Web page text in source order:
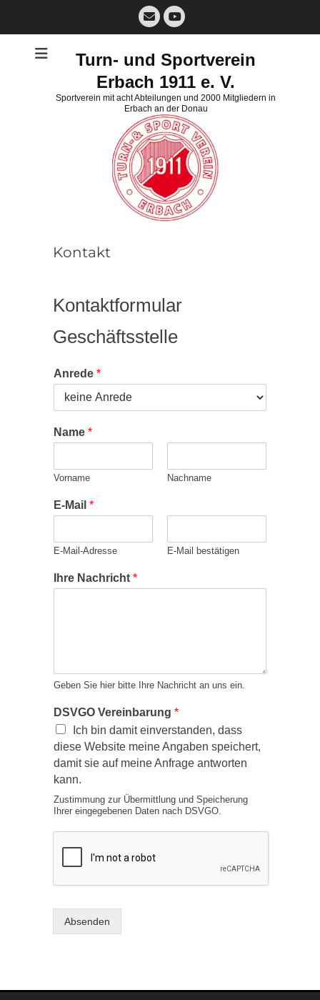
E-
MailYouTube
Turn- und Sportverein
Erbach 1911 e. V.
Sportverein mit acht Abteilungen und 2000 Mitgliedern in
Erbach an der Donau
Kontakt
Kontaktformular
Geschäftsstelle
Anrede *
Name *
Vorname Nachname
E-Mail *
E-Mail-Adresse E-Mail bestätigen
Ihre Nachricht *
Geben Sie hier bitte Ihre Nachricht an uns ein.
DSVGO Vereinbarung *
Ich bin damit einverstanden, dass
diese Website meine Angaben speichert,
damit sie auf meine Anfrage antworten
kann.
Zustimmung zur Übermittlung und Speicherung
Ihrer eingegebenen Daten nach DSVGO.
Absenden